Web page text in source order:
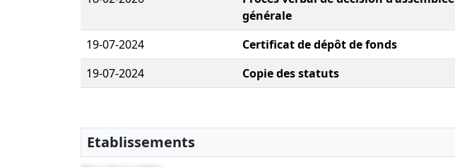
générale
19-07-2024
Certificat de dépôt de fonds
19-07-2024
Copie des statuts
Etablissements